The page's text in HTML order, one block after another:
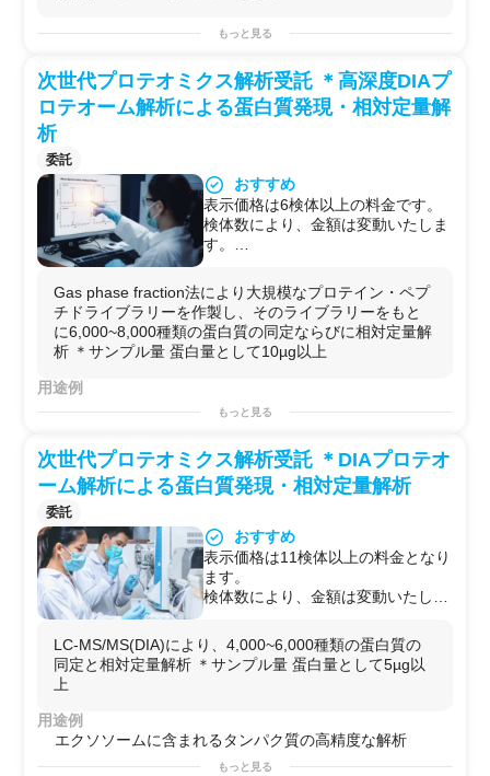
もっと見る
次世代プロテオミクス解析受託 ＊高深度DIAプ
ロテオーム解析による蛋白質発現・相対定量解
析
委託
おすすめ
表示価格は6検体以上の料金です。
検体数により、金額は変動いたしま
す。
・サンプルクリーンアップ処理も可
能です。（追加料金）
（サンプルがすでに何かの抽出液で
溶解されている場合はサンプルクリ
ーンアップ処理を強くお薦めいたし
います。
Gas phase fraction法により大規模なプロテイン・ペプ
チドライブラリーを作製し、そのライブラリーをもと
に6,000~8,000種類の蛋白質の同定ならびに相対定量解
析 ＊サンプル量 蛋白量として10µg以上
用途例
エクソソームに含まれるタンパク質の高精度な解析
もっと見る
次世代プロテオミクス解析受託 ＊DIAプロテオ
ーム解析による蛋白質発現・相対定量解析
委託
おすすめ
表示価格は11検体以上の料金となり
ます。
検体数により、金額は変動いたしま
オプション：
・サンプルクリーンアップ処理も可
能です。（追加料金）
ーンアップ処理を強くお薦めいたし
LC-MS/MS(DIA)により、4,000~6,000種類の蛋白質の
同定と相対定量解析 ＊サンプル量 蛋白量として5µg以
上
用途例
エクソソームに含まれるタンパク質の高精度な解析
もっと見る